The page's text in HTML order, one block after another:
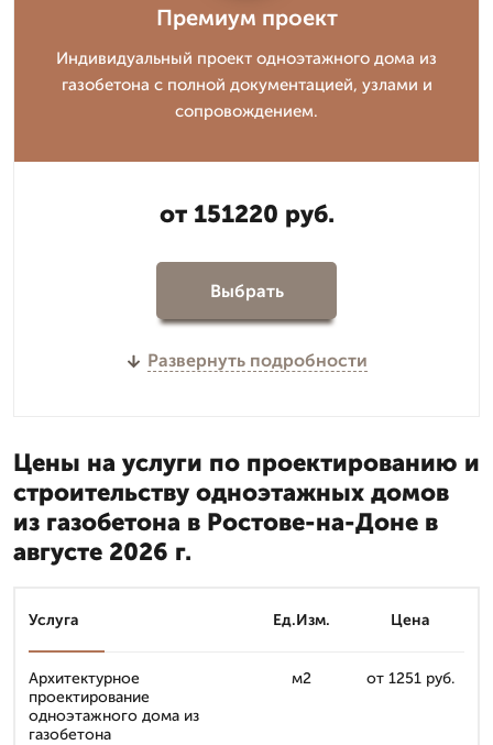
Премиум проект
Индивидуальный проект одноэтажного дома из
газобетона с полной документацией, узлами и
сопровождением.
от 151220 руб.
Выбрать
Развернуть подробности
Цены на услуги по проектированию и
строительству одноэтажных домов
из газобетона в Ростове-на-Доне в
августе 2026 г.
Услуга Ед.Изм. Цена
Архитектурное
проектирование
одноэтажного дома из
газобетона
м2 от 1251 руб.